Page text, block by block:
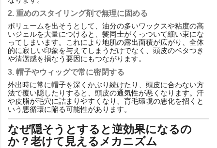
2. 重めのスタイリング剤で無理に固める
ボリュームを出そうとして、油分の多いワックスや粘度の高
いジェルを大量につけると、髪同士がくっついて細い束にな
ってしまいます。これにより地肌の露出面積が広がり、全体
的に寂しい印象を与えてしまうだけでなく、頭皮のベタつき
や清潔感を損なう要因にもつながります。
3. 帽子やウィッグで常に密閉する
外出時に常に帽子を深くかぶり続けたり、頭皮に合わない方
法で覆い隠したりすると、頭皮の通気性が悪くなります。汗
や皮脂が毛穴に詰まりやすくなり、育毛環境の悪化を招くと
いう悪循環に陥る可能性があります。
なぜ隠そうとすると逆効果になるの
か？老けて見えるメカニズム